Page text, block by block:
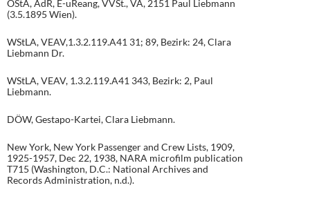
ÖStA, AdR, E-uReang, VVSt., VA, 2151 Paul Liebmann
(3.5.1895 Wien).
WStLA, VEAV,1.3.2.119.A41 31; 89, Bezirk: 24, Clara
Liebmann Dr.
WStLA, VEAV, 1.3.2.119.A41 343, Bezirk: 2, Paul
Liebmann.
DÖW, Gestapo-Kartei, Clara Liebmann.
New York, New York Passenger and Crew Lists, 1909,
1925-1957, Dec 22, 1938, NARA microfilm publication
T715 (Washington, D.C.: National Archives and
Records Administration, n.d.).